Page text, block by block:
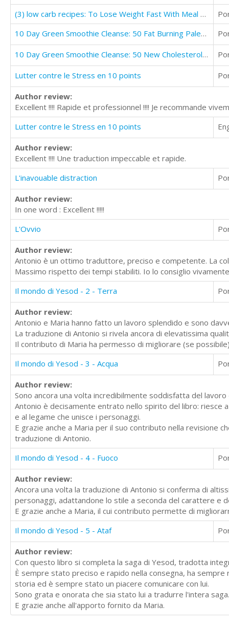
(3) low carb recipes: To Lose Weight Fast With Meal Plan on low carb Diet
10 Day Green Smoothie Cleanse: 50 Fat Burning Paleo Smoothie Recipes for Rapid Weight Loss Now
10 Day Green Smoothie Cleanse: 50 New Cholesterol Crusher Recipes The Natural Way
Lutter contre le Stress en 10 points
Author review:
Excellent !!!! Rapide et professionnel !!!! Je recommande
Lutter contre le Stress en 10 points
Author review:
Excellent !!!! Une traduction impeccable et rapide.
L'inavouable distraction
Author review:
In one word : Excellent !!!!!
L'Ovvio
Author review:
Antonio è un ottimo traduttore, preciso e competente. La
Massimo rispetto dei tempi stabiliti. Io lo consiglio
Il mondo di Yesod - 2 - Terra
Author review:
Antonio e Maria hanno fatto un lavoro splendido e sono
La traduzione di Antonio si rivela ancora di elevatissima
Il contributo di Maria ha permesso di migliorare (se
Il mondo di Yesod - 3 - Acqua
Author review:
Sono ancora una volta incredibilmente soddisfatta del lavoro
Antonio è decisamente entrato nello spirito del libro:
e al legame che unisce i personaggi.
E grazie anche a Maria per il suo contributo nella revisione
traduzione di Antonio.
Il mondo di Yesod - 4 - Fuoco
Author review:
Ancora una volta la traduzione di Antonio si conferma di
personaggi, adattandone lo stile a seconda del carattere e
E grazie anche a Maria, il cui contributo permette di
Il mondo di Yesod - 5 - Ataf
Author review:
Con questo libro si completa la saga di Yesod, tradotta
È sempre stato preciso e rapido nella consegna, ha
storia ed è sempre stato un piacere comunicare con lui.
Sono grata e onorata che sia stato lui a tradurre l'intera saga.
E grazie anche all'apporto fornito da Maria.